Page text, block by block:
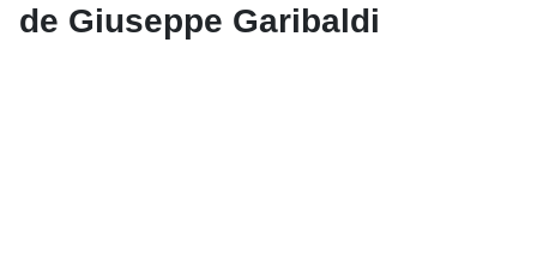
de Giuseppe Garibaldi